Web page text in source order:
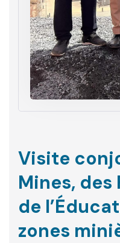
Visite
Mines, des
de
zones